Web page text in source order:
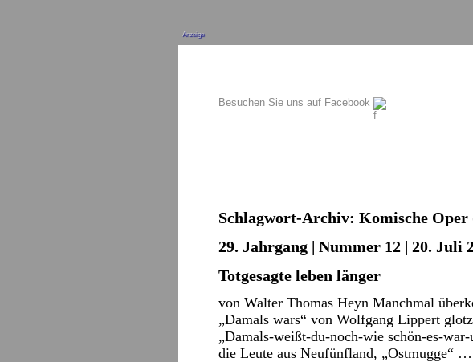
Anzeige
Besuchen Sie uns auf Facebook
Schlagwort-Archiv: Komische Oper
29. Jahrgang | Nummer 12 | 20. Juli
Totgesagte leben länger
von Walter Thomas Heyn Manchmal
„Damals wars“ von Wolfgang Lippert
„Damals-weißt-du-noch-wie schön-es-
die Leute aus Neufünfland, „Ostmugge“ …